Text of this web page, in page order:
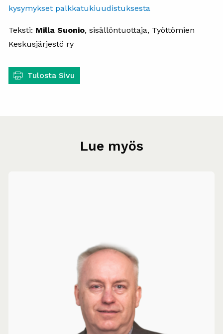
kysymykset palkkatukiuudistuksesta
Teksti: Milla Suonio, sisällöntuottaja, Työttömien
Keskusjärjestö ry
Tulosta Sivu
Lue myös